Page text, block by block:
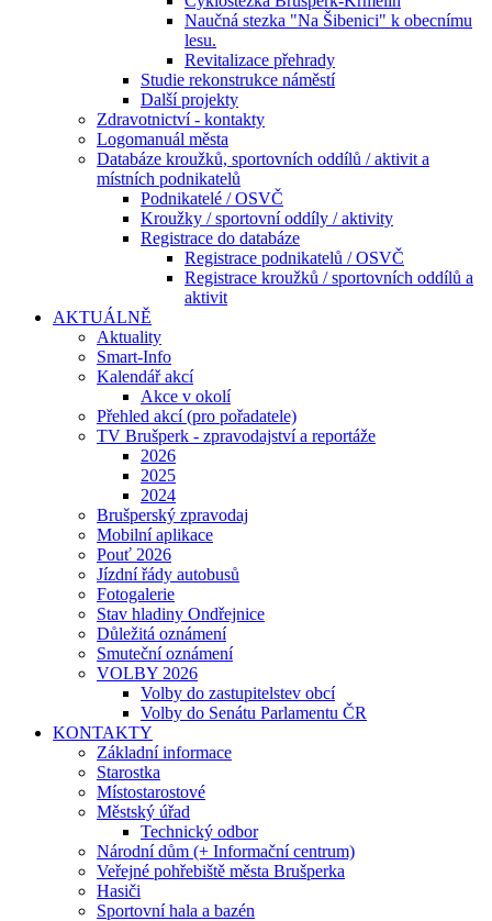
Naučná stezka "Na Šibenici" k obecnímu
lesu.
Revitalizace přehrady
Studie rekonstrukce náměstí
Další projekty
Zdravotnictví - kontakty
Logomanuál města
Databáze kroužků, sportovních oddílů / aktivit a
místních podnikatelů
Podnikatelé / OSVČ
Kroužky / sportovní oddíly / aktivity
Registrace do databáze
Registrace podnikatelů / OSVČ
Registrace kroužků / sportovních oddílů a
aktivit
AKTUÁLNĚ
Aktuality
Smart-Info
Kalendář akcí
Akce v okolí
Přehled akcí (pro pořadatele)
TV Brušperk - zpravodajství a reportáže
2026
2025
2024
Brušperský zpravodaj
Mobilní aplikace
Pouť 2026
Jízdní řády autobusů
Fotogalerie
Stav hladiny Ondřejnice
Důležitá oznámení
Smuteční oznámení
VOLBY 2026
Volby do zastupitelstev obcí
Volby do Senátu Parlamentu ČR
KONTAKTY
Základní informace
Starostka
Místostarostové
Městský úřad
Technický odbor
Národní dům (+ Informační centrum)
Veřejné pohřebiště města Brušperka
Hasiči
Sportovní hala a bazén